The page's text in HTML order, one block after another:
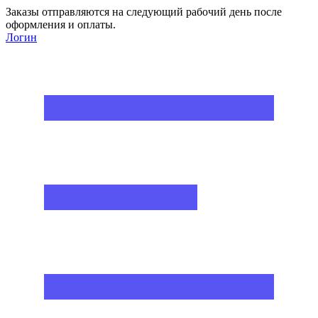
Заказы отправляются на следующий рабочий день после
оформления и оплаты.
Логин